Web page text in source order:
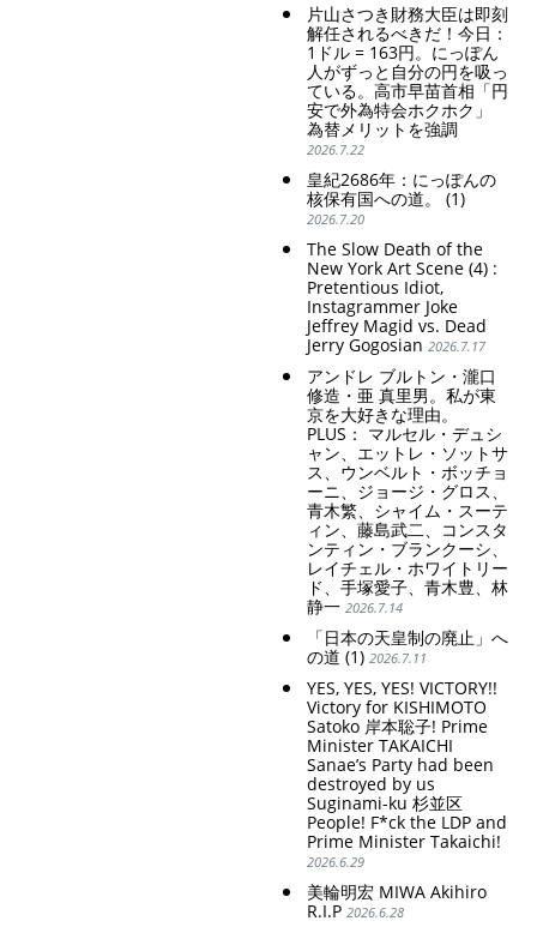
片山さつき財務大臣は即刻
解任されるべきだ！今日：
1ドル = 163円。にっぽん
人がずっと自分の円を吸っ
ている。高市早苗首相「円
安で外為特会ホクホク」
為替メリットを強調
2026.7.22
皇紀2686年：にっぽんの
核保有国への道。 (1)
2026.7.20
The Slow Death of the
New York Art Scene (4) :
Pretentious Idiot,
Instagrammer Joke
Jeffrey Magid vs. Dead
Jerry Gogosian 2026.7.17
アンドレ ブルトン・瀧口
修造・亜 真里男。私が東
京を大好きな理由。
PLUS： マルセル・デュシ
ャン、エットレ・ソットサ
ス、ウンベルト・ボッチョ
ーニ、ジョージ・グロス、
青木繁、シャイム・スーテ
ィン、藤島武二、コンスタ
ンティン・ブランクーシ、
レイチェル・ホワイトリー
ド、手塚愛子、青木豊、林
静一 2026.7.14
「日本の天皇制の廃止」へ
の道 (1) 2026.7.11
YES, YES, YES! VICTORY!!
Victory for KISHIMOTO
Satoko 岸本聡子! Prime
Minister TAKAICHI
Sanae’s Party had been
destroyed by us
Suginami-ku 杉並区
People! F*ck the LDP and
Prime Minister Takaichi!
2026.6.29
美輪明宏 MIWA Akihiro
R.I.P 2026.6.28